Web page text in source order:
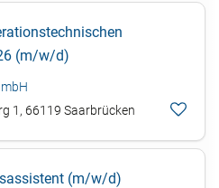
(m/w/d)
1, 66119 Saarbrücken
(m/w/d)